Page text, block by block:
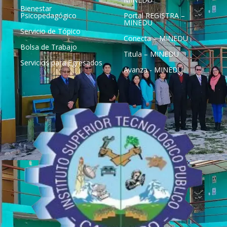
Bienestar
Psicopedagógico
Servicio de Tópico
Bolsa de Trabajo
Servicios para Egresados
Portal REGISTRA –
MINEDU
Conecta – MINEDU
Titula – MINEDU
Avanza - MINEDU